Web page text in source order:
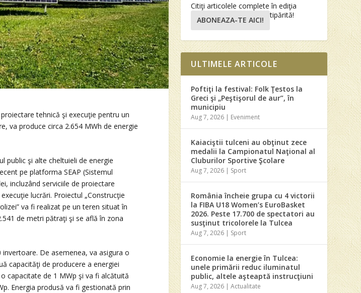
tehnică şi execuţie pentru un
va produce circa 2.654 MWh de energie
public şi alte cheltuieli de energie
pe platforma SEAP (Sistemul
incluzând serviciile de proiectare
lucrări. Proiectul „Construcţie
va fi realizat pe un teren situat în
de metri pătraţi şi se află în zona
De asemenea, va asigura o
capacităţi de producere a energiei
capacitate de 1 MWp şi va fi alcătuită
Energia produsă va fi gestionată prin
Citiţi articolele complete în ediţia
tipărită!
ABONEAZA-TE AICI!
ULTIMELE ARTICOLE
Poftiţi la festival: Folk Ţestos la
Greci şi „Peştişorul de aur”, în
municipiu
Aug 7, 2026 | Eveniment
Kaiaciştii tulceni au obţinut zece
medalii la Campionatul Naţional al
Cluburilor Sportive Şcolare
Aug 7, 2026 | Sport
România încheie grupa cu 4 victorii
la FIBA U18 Women’s EuroBasket
2026. Peste 17.700 de spectatori au
susţinut tricolorele la Tulcea
Aug 7, 2026 | Sport
Economie la energie în Tulcea:
unele primării reduc iluminatul
public, altele aşteaptă instrucţiuni
Aug 7, 2026 |Actualitate